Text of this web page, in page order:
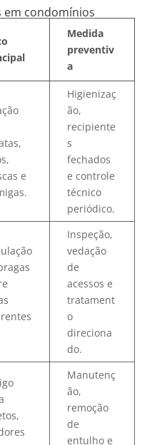
em condomínios
Medida
preventiv
a
e
Higienizaç
ão,
recipiente
s
fechados
e controle
técnico
periódico.
Inspeção,
vedação
de
acessos e
tratament
o
direciona
do.
Manutenç
ão,
remoção
de
entulho e